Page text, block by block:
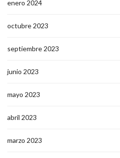
enero 2024
octubre 2023
septiembre 2023
junio 2023
mayo 2023
abril 2023
marzo 2023